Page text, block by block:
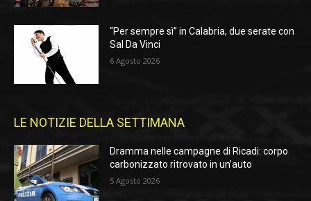
“Per sempre sì” in Calabria, due serate con
Sal Da Vinci
6 Agosto 2026
LE NOTIZIE DELLA SETTIMANA
Dramma nelle campagne di Ricadi: corpo
carbonizzato ritrovato in un’auto
5 Agosto 2026